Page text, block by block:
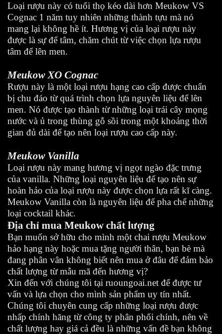
Loại rượu này có tuổi thọ kéo dài hơn Meukow VS
Cognac 1 năm tuy nhiên những thành tựu mà nó
mang lại không hề ít. Hương vị của loại rượu này
được là sự để tâm, chăm chút từ việc chọn lựa rượu
tâm để lên men.
Meukow XO Cognac
Rượu này là một loại rượu hạng cao cấp được chuẩn
bị chu đáo từ quá trình chọn lựa nguyên liệu để lên
men. Nó được tạo thành từ những loại trái cây mọng
nước và ủ trong thùng gỗ sồi trong một khoảng thời
gian đủ dài để tạo nên loại rượu cao cấp này.
Meukow Vanilla
Loại rượu này mang hương vị ngọt ngào đặc trưng
của vanilla. Những loại nguyên liệu để tạo nên sự
hoàn hảo của loại rượu này được chọn lựa rất kĩ càng.
Meukow Vanilla còn là nguyên liệu để pha chế những
loại cocktail khác.
Địa chỉ mua Meukow chất lượng
Bạn muốn sở hữu cho mình một chai rượu Meukow
hảo hạng này hoặc mua tặng người thân, bạn bè mà
đang phân vân không biết nên mua ở đâu để đảm bảo
chất lượng từ mẫu mã đến hương vị?
Xin đến với chúng tôi tại ruoungoai.net để được tư
vấn và lựa chọn cho mình sản phẩm uy tín nhất.
Chúng tôi chuyên cung cấp những loại rượu được
nhấp chính hãng từ công ty phân phối chính, nên về
chất lượng hay giá cả đều là những vấn đề bạn không